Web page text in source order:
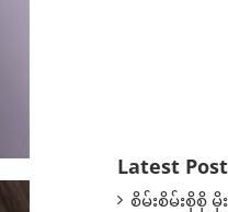
Latest
စိမ်းစိမ်းစိုစို